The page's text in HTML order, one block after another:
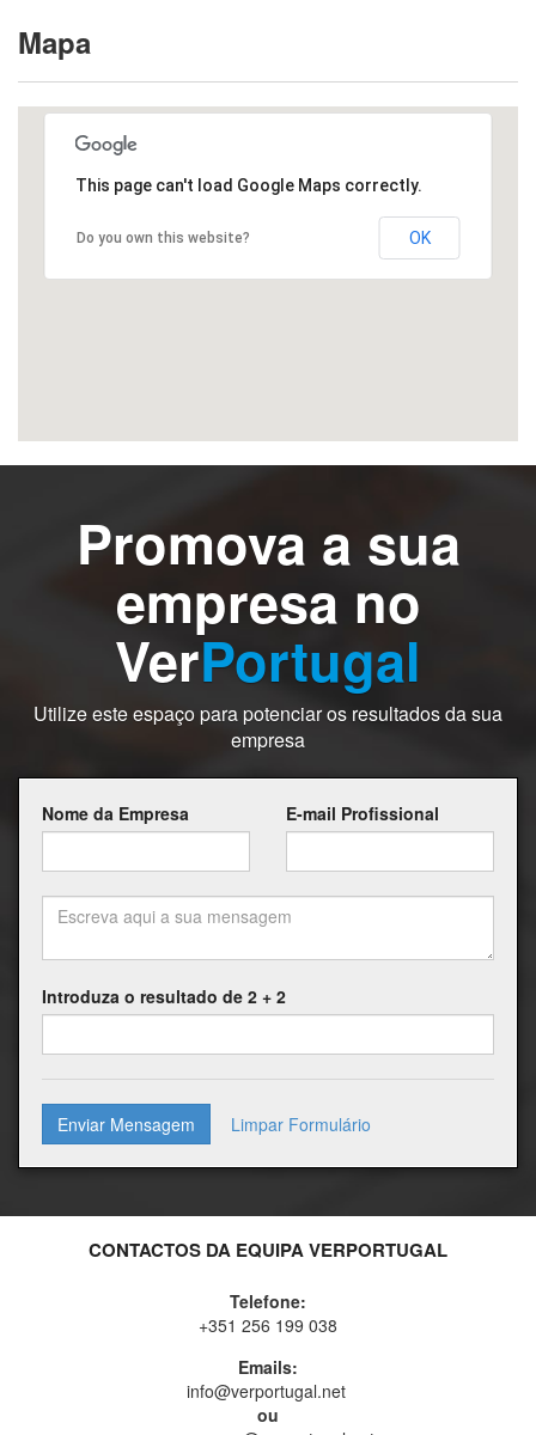
Mapa
This page can't load Google Maps correctly.
Do you own this website? OK
Promova a sua
empresa no
VerPortugal
Utilize este espaço para potenciar os resultados da sua
empresa
Nome da Empresa E-mail Profissional
Introduza o resultado de 2 + 2
Enviar Mensagem
CONTACTOS DA EQUIPA VERPORTUGAL
Telefone:
+351 256 199 038
Emails:
info@verportugal.net
ou